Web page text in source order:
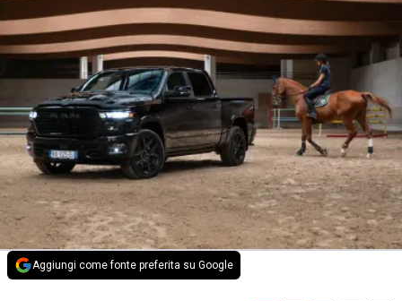
Aggiungi come fonte preferita su Google